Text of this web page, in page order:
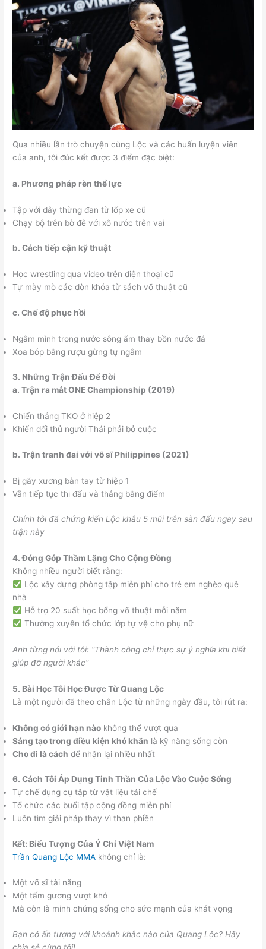
Qua nhiều lần trò chuyện cùng Lộc và các huấn luyện viên
của anh, tôi đúc kết được 3 điểm đặc biệt:
a. Phương pháp rèn thể lực
Tập với dây thừng đan từ lốp xe cũ
Chạy bộ trên bờ đê với xô nước trên vai
b. Cách tiếp cận kỹ thuật
Học wrestling qua video trên điện thoại cũ
Tự mày mò các đòn khóa từ sách võ thuật cũ
c. Chế độ phục hồi
Ngâm mình trong nước sông ấm thay bồn nước đá
Xoa bóp bằng rượu gừng tự ngâm
3. Những Trận Đấu Để Đời
a. Trận ra mắt ONE Championship (2019)
Chiến thắng TKO ở hiệp 2
Khiến đối thủ người Thái phải bỏ cuộc
b. Trận tranh đai với võ sĩ Philippines (2021)
Bị gãy xương bàn tay từ hiệp 1
Vẫn tiếp tục thi đấu và thắng bằng điểm
Chính tôi đã chứng kiến Lộc khâu 5 mũi trên sàn đấu ngay sau
trận này
4. Đóng Góp Thầm Lặng Cho Cộng Đồng
Không nhiều người biết rằng:
Lộc xây dựng phòng tập miễn phí cho trẻ em nghèo quê
nhà
Hỗ trợ 20 suất học bổng võ thuật mỗi năm
Thường xuyên tổ chức lớp tự vệ cho phụ nữ
Anh từng nói với tôi: “Thành công chỉ thực sự ý nghĩa khi biết
giúp đỡ người khác”
5. Bài Học Tôi Học Được Từ Quang Lộc
Là một người đã theo chân Lộc từ những ngày đầu, tôi rút ra:
Không có giới hạn nào không thể vượt qua
Sáng tạo trong điều kiện khó khăn là kỹ năng sống còn
Cho đi là cách để nhận lại nhiều nhất
6. Cách Tôi Áp Dụng Tinh Thần Của Lộc Vào Cuộc Sống
Tự chế dụng cụ tập từ vật liệu tái chế
Tổ chức các buổi tập cộng đồng miễn phí
Luôn tìm giải pháp thay vì than phiền
Kết: Biểu Tượng Của Ý Chí Việt Nam
Trần Quang Lộc MMA không chỉ là:
Một võ sĩ tài năng
Một tấm gương vượt khó
Mà còn là minh chứng sống cho sức mạnh của khát vọng
Bạn có ấn tượng với khoảnh khắc nào của Quang Lộc? Hãy